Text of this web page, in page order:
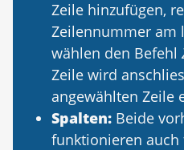
Zeile hinzufügen,
Zeilennummer am
wählen den Befehl
Zeile wird
angewählten Zeile
Spalten: Beide
funktionieren auch